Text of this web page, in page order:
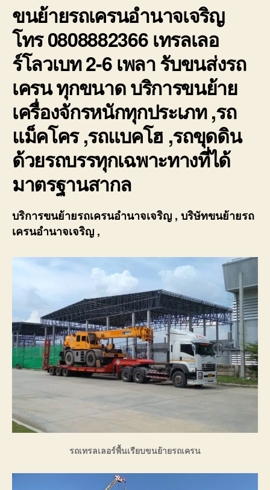
ขนย้ายรถเครนอำนาจเจริญ
โทร 0808882366 เทรลเลอ
ร์โลวเบท 2-6 เพลา รับขนส่งรถ
เครน ทุกขนาด บริการขนย้าย
เครื่องจักรหนักทุกประเภท ,รถ
แม็คโคร ,รถแบคโฮ ,รถขุดดิน
ด้วยรถบรรทุกเฉพาะทางที่ได้
มาตรฐานสากล
บริการขนย้ายรถเครนอำนาจเจริญ , บริษัทขนย้ายรถ
เครนอำนาจเจริญ ,
รถเทรลเลอร์พื้นเรียบขนย้ายรถเครน